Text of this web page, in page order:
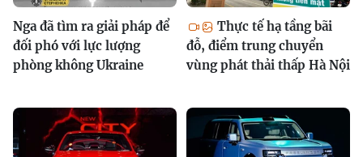
Nga đã tìm ra giải pháp để
đối phó với lực lượng
phòng không Ukraine
Thực tế hạ tầng bãi
đỗ, điểm trung chuyển
vùng phát thải thấp Hà Nội